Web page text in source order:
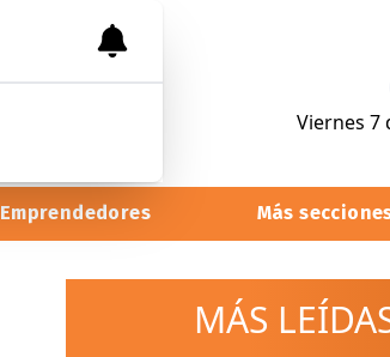
Viernes 7
Emprendedores Más
MÁS